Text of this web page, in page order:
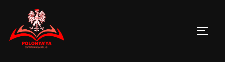
content